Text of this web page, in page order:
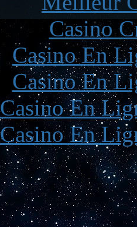
Casino
Casino En
Casino En
Casino En
Casino En